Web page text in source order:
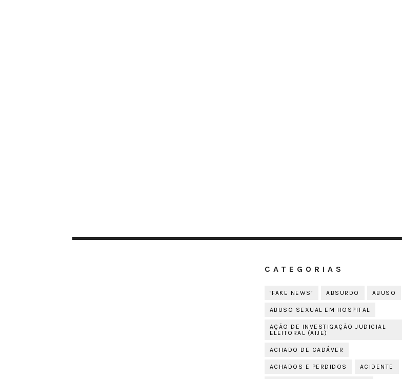
CATEGORIAS
‘FAKE NEWS’ ABSURDO ABUSO
ABUSO SEXUAL EM HOSPITAL
AÇÃO DE INVESTIGAÇÃO JUDICIAL
ELEITORAL (AIJE)
ACHADO DE CADÁVER
ACHADOS E PERDIDOS ACIDENTE